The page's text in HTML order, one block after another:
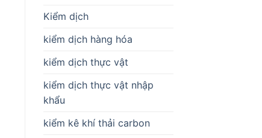
Kiểm dịch
kiểm dịch hàng hóa
kiểm dịch thực vật
kiểm dịch thực vật nhập
khẩu
kiểm kê khí thải carbon